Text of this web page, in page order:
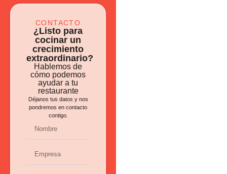
CONTACTO
¿Listo para
cocinar un
crecimiento
extraordinario?
Hablemos de
cómo podemos
ayudar a tu
restaurante
Déjanos tus datos y nos
pondremos en contacto
contigo.